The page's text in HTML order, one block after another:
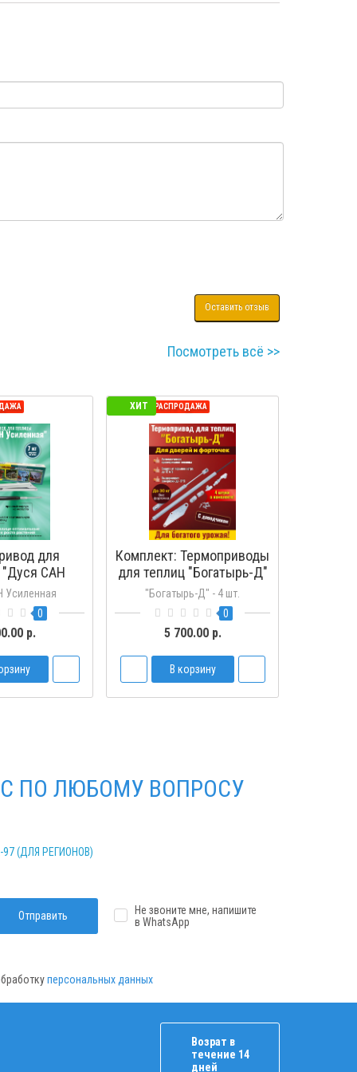
Оставить отзыв
Посмотреть всё >>
для
"Дуся САН
Усиленная
0
р.
ХИТ
СЕЗОННАЯ РАСПРОДАЖА
Комплект: Термоприводы
для теплиц "Богатырь-Д"
- 4 шт.
"Богатырь-Д" - 4 шт.
0
5 700.00 р.
В корзину
ПО ЛЮБОМУ ВОПРОСУ
97 (ДЛЯ РЕГИОНОВ)
Отправить
Не звоните мне, напишите
в WhatsApp
персональных данных
Возрат в
течение 14
дней